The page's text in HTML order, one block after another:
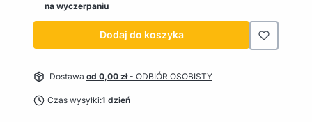
na wyczerpaniu
Dodaj do koszyka
Dostawa od 0,00 zł- ODBIÓR OSOBISTY
Czas wysyłki:1 dzień